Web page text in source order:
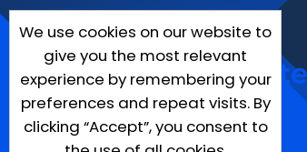
We use cookies on our website to
give you the most relevant
experience by remembering your
preferences and repeat visits. By
clicking “Accept”, you consent to